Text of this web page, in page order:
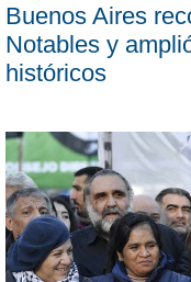
Buenos Aires
Notables y
históricos